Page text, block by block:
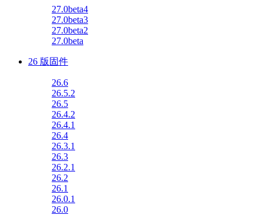
27.0beta4
27.0beta3
27.0beta2
27.0beta
26 版固件
26.6
26.5.2
26.5
26.4.2
26.4.1
26.4
26.3.1
26.3
26.2.1
26.2
26.1
26.0.1
26.0